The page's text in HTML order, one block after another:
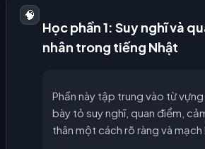
🧠
Học phần 1: Suy nghĩ và
nhân trong tiếng Nhật
Phần này tập trung vào từ
bày tỏ suy nghĩ, quan điểm,
thân một cách rõ ràng và mạch